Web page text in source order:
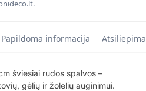
Papildoma informacija
šviesiai rudos spalvos –
gėlių ir žolelių auginimui.